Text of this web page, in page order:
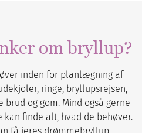
om bryllup?
inden for planlægning af
ringe, bryllupsrejsen,
og gom. Mind også gerne
finde alt, hvad de behøver.